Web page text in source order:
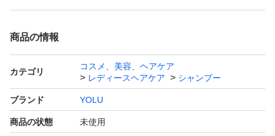
お値下げ連絡は、確認しておりません。
お受けしておりません。
以上、ご理解いただけましたら、よろしくお願いいたしま
す。
商品の情報
カテゴリ
コスメ、美容、ヘアケア
レディースヘアケア
シャンプー
ブランド YOLU
商品の状態 未使用